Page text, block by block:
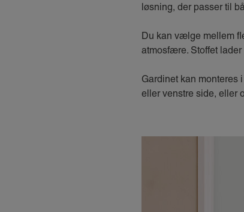
løsning, der passer til
Du kan vælge mellem
atmosfære. Stoffet
Gardinet kan
eller venstre side, eller